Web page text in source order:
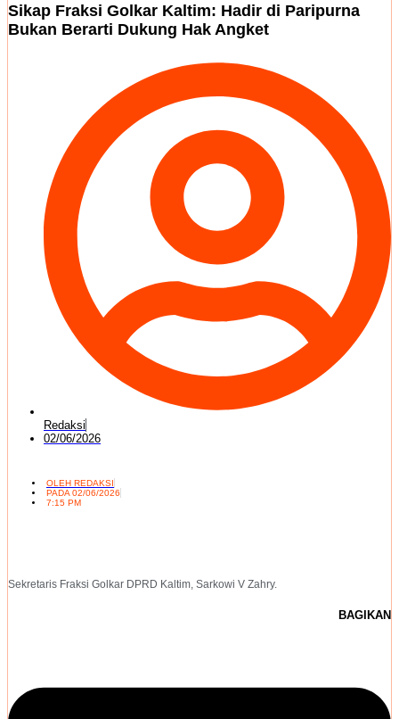
Sikap Fraksi Golkar Kaltim: Hadir di Paripurna
Bukan Berarti Dukung Hak Angket
Redaksi
02/06/2026
OLEH REDAKSI
PADA02/06/2026
7:15 PM
Sekretaris Fraksi Golkar DPRD Kaltim, Sarkowi V Zahry.
BAGIKAN